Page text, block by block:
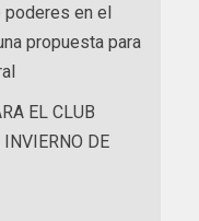
poderes en el
propuesta para
EL CLUB
INVIERNO DE